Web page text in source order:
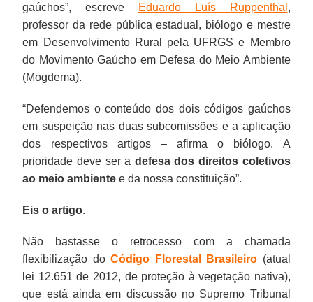
gaúchos”, escreve
Eduardo Luís Ruppenthal ,
professor da rede pública estadual, biólogo e mestre
em Desenvolvimento Rural pela UFRGS e Membro
do Movimento Gaúcho em Defesa do Meio Ambiente
(Mogdema).
“Defendemos o conteúdo dos dois códigos gaúchos
em suspeição nas duas subcomissões e a aplicação
dos respectivos artigos – afirma o biólogo. A
prioridade deve ser a defesa dos direitos coletivos
ao meio ambiente e da nossa constituição”.
Eis o artigo.
Não bastasse o retrocesso com a chamada
flexibilização doCódigo Florestal Brasileiro (atual
lei 12.651 de 2012, de proteção à vegetação nativa),
que está ainda em discussão no Supremo Tribunal